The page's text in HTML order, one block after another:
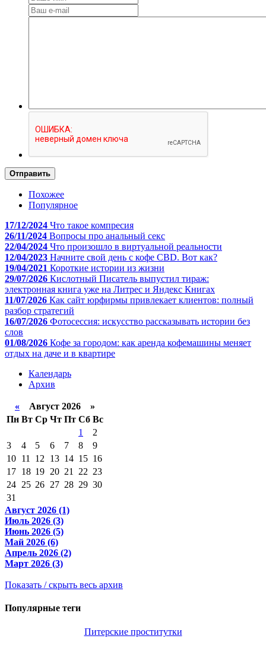
Отправить
Похожее
Популярное
17/12/2024 Что такое компресия
26/11/2024 Вопросы про анальный секс
22/04/2024 Что произошло в виртуальной реальности
12/04/2023 Начните свой день с кофе CBD. Вот как?
19/04/2021 Короткие истории из жизни
29/07/2026 Кислотный Писатель выпустил тираж:
электронная книга уже на Литрес и Яндекс Книгах
11/07/2026 Как сайт юрфирмы привлекает клиентов: полный
разбор стратегий
16/07/2026 Фотосессия: искусство рассказывать истории без
слов
01/08/2026 Кофе за городом: как аренда кофемашины меняет
отдых на даче и в квартире
Календарь
Архив
« Август 2026 »
Пн Вт Ср Чт Пт Сб Вс
1
2
3
4 5 6 7 8
9
10 11 12 13 14 15 16
17 18 19 20 21 22 23
24 25 26 27 28 29 30
31
Август 2026 (1)
Июль 2026 (3)
Июнь 2026 (5)
Май 2026 (6)
Апрель 2026 (2)
Март 2026 (3)
Показать / скрыть весь архив
Популярные теги
Питерские проститутки